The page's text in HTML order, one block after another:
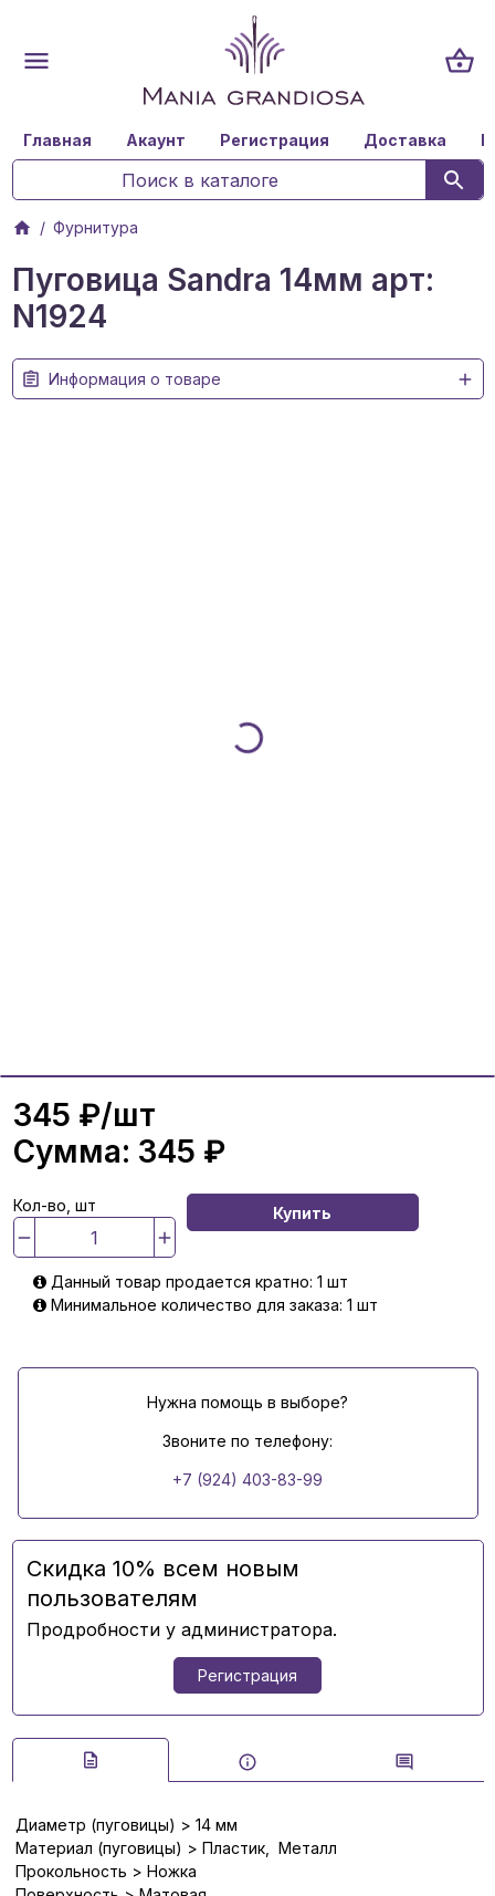
Главная Акаунт Регистрация Доставка
Фурнитура
Пуговица Sandra 14мм арт:
N1924
Информация о товаре
345 ₽/шт
Сумма: 345 ₽
Кол-во, шт Купить
Данный товар продается кратно: 1 шт
Минимальное количество для заказа: 1 шт
Нужна помощь в выборе?
Звоните по телефону:
+7 (924) 403-83-99
Скидка 10% всем новым
пользователям
Продробности у администратора.
Регистрация
Диаметр (пуговицы) > 14 мм
Материал (пуговицы) > Пластик, Металл
Прокольность > Ножка